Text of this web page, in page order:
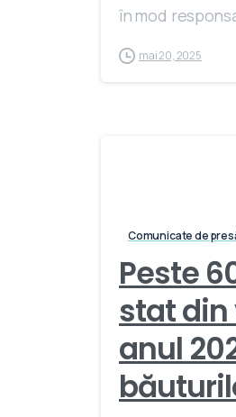
în mod
mai 20, 2025
Comunicate de
Peste
stat din
anul